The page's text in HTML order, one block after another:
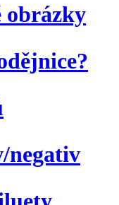
obrázky
negativ